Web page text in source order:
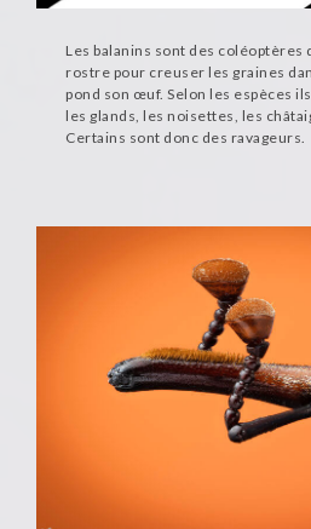
Les balanins sont des
rostre pour creuser les graines
pond son œuf. Selon les espèces
les glands, les noisettes, les
Certains sont donc des ravageurs.